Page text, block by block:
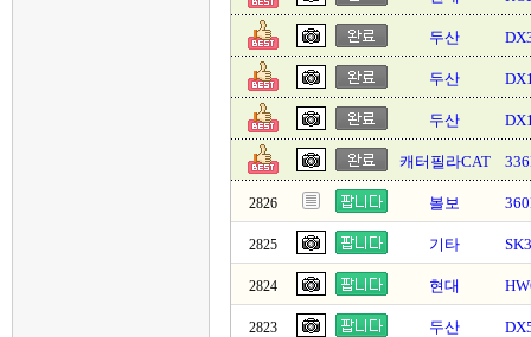
두산
두산
두산
캐터필라CAT
2826 볼보
2825 기타
2824 현대
2823 두산